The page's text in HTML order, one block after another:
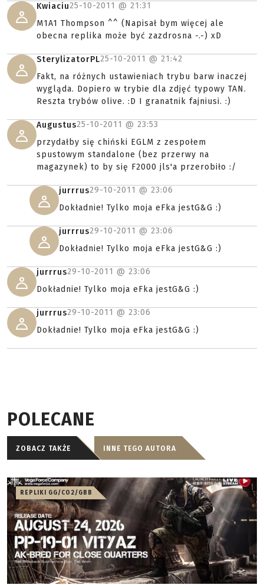
Kwiaciu25-10-2011 @ 21:31
M1A1 Thompson ^^ (Napisał bym więcej ale
obecna replika może być zazdrosna -.-) xD
SterylizatorPL25-10-2011 @ 21:42
Fakt, na różnych ustawieniach trybu barw inaczej
wygląda. Dopiero w trybie dla zdjęć typowy TAN.
Reszta trybów olive. :D I granatnik fajniusi. :)
Augustus25-10-2011 @ 23:53
przydałby się chiński EGLM z zespołem
spustowym standalone (bez przerwy na
magazynek) to by się F2000 jls'a przerobiło :/
jurrrus29-10-2011 @ 23:06
Dokładnie! Tylko moja eFka jestG&G :)
jurrrus29-10-2011 @ 23:06
Dokładnie! Tylko moja eFka jestG&G :)
jurrrus29-10-2011 @ 23:06
Dokładnie! Tylko moja eFka jestG&G :)
jurrrus29-10-2011 @ 23:06
Dokładnie! Tylko moja eFka jestG&G :)
POLECANE
ZOBACZ TAKŻE INNE TEGO AUTORA
REPLIKI GG/CO2/GBB